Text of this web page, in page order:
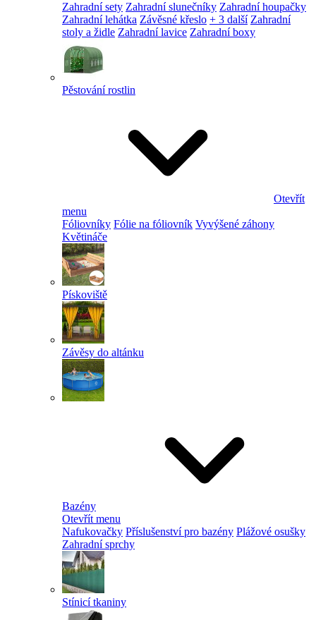
Zahradní sety Zahradní slunečníky Zahradní houpačky
Zahradní lehátka Závěsné křeslo + 3 další Zahradní
stoly a židle Zahradní lavice Zahradní boxy
Pěstování rostlin
Otevřít
menu
Fóliovníky Fólie na fóliovník Vyvýšené záhony
Květináče
Pískoviště
Závěsy do altánku
Bazény
Otevřít menu
Nafukovačky Příslušenství pro bazény Plážové osušky
Zahradní sprchy
Stínicí tkaniny